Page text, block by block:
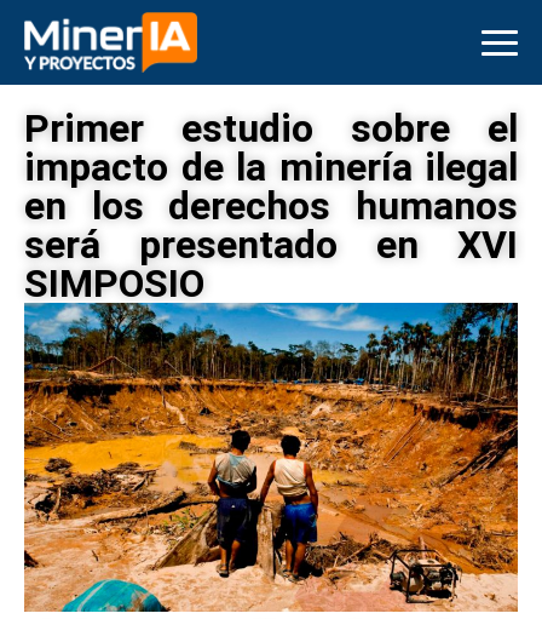
Primer estudio sobre el
impacto de la minería ilegal
en los derechos humanos
será presentado en XVI
SIMPOSIO